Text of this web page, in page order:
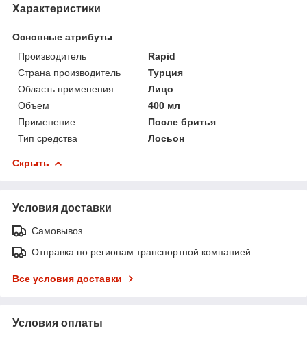
Характеристики
Основные атрибуты
Производитель
Rapid
Страна производитель
Турция
Область применения
Лицо
Объем
400 мл
Применение
После бритья
Тип средства
Лосьон
Скрыть
Условия доставки
Самовывоз
Отправка по регионам транспортной компанией
Все условия доставки
Условия оплаты